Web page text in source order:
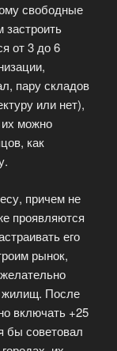
свободные
от 3 до 6
пару складов
или нет),
их можно
как
причем не
проявляются
его
рынок,
жилищ. После
включать +25
бы советовал